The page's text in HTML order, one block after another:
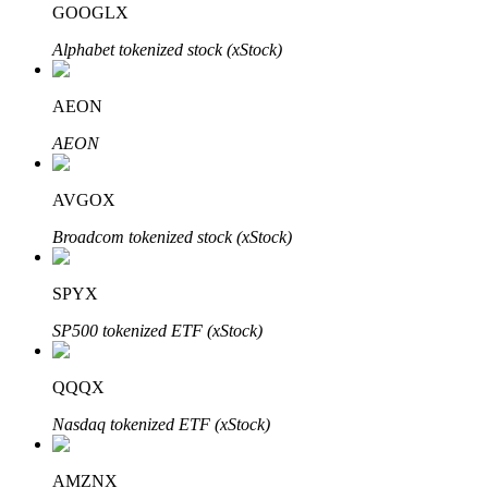
BTR Kilitleme
BTR sahiplerine özel yatırımlar
Krediler
GOOGLX
Alphabet tokenized stock (xStock)
AEON
AEON
AVGOX
Broadcom tokenized stock (xStock)
SPYX
SP500 tokenized ETF (xStock)
QQQX
Nasdaq tokenized ETF (xStock)
AMZNX